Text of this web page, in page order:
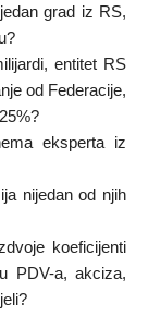
grad iz RS,
entitet RS
od Federacije,
eksperta iz
nijedan od njih
koeficijenti
PDV-a, akciza,